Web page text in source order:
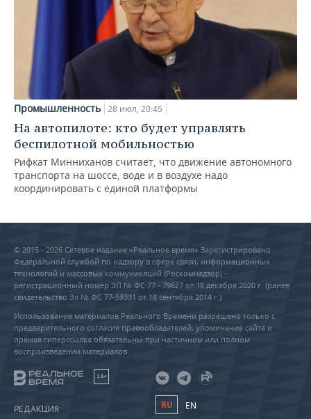
Промышленность 28 июл, 20:45
На автопилоте: кто будет управлять
беспилотной мобильностью
Рифкат Минниханов считает, что движение автономного
транспорта на шоссе, воде и в воздухе надо
координировать с единой платформы
© 2015 - 2026 Сетевое издание «Реальное время» Зарегистрировано
Федеральной службой по надзору в сфере связи, информационных
технологий и массовых коммуникаций (Роскомнадзор) –
регистрационный номер ЭЛ № ФС 77 - 79627 от 18 декабря 2020 г. (ранее
свидетельство Эл № ФС 77-59331 от 18 сентября 2014 г.)
Использование материалов Реального Времени разрешено только с
предварительного согласия правообладателей, упоминание сайта и
прямая гиперссылка обязательны при частичном или полном
воспроизведении материалов.
18+
РЕДАКЦИЯ RU EN